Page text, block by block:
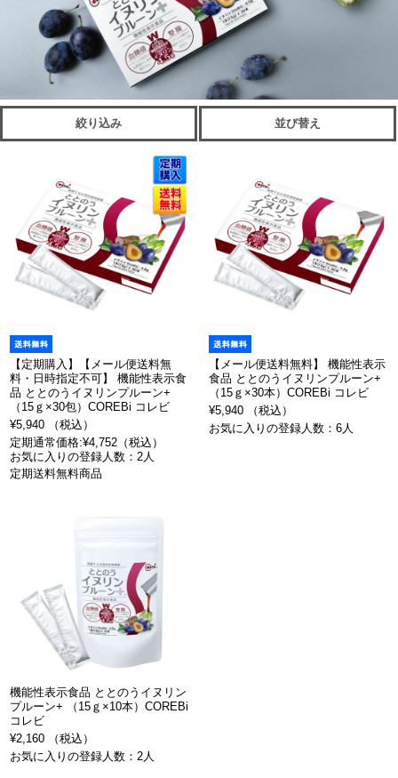
絞り込み 並び替え
【定期購入】【メール便送料無
料・日時指定不可】 機能性表示食
品 ととのうイヌリンプルーン+
（15ｇ×30包）COREBi コレビ
¥5,940 （税込）
定期通常価格:¥4,752（税込）
お気に入りの登録人数：2人
定期送料無料商品
【メール便送料無料】 機能性表示
食品 ととのうイヌリンプルーン+
（15ｇ×30本）COREBi コレビ
¥5,940 （税込）
お気に入りの登録人数：6人
機能性表示食品 ととのうイヌリン
プルーン+ （15ｇ×10本）COREBi
コレビ
¥2,160 （税込）
お気に入りの登録人数：2人